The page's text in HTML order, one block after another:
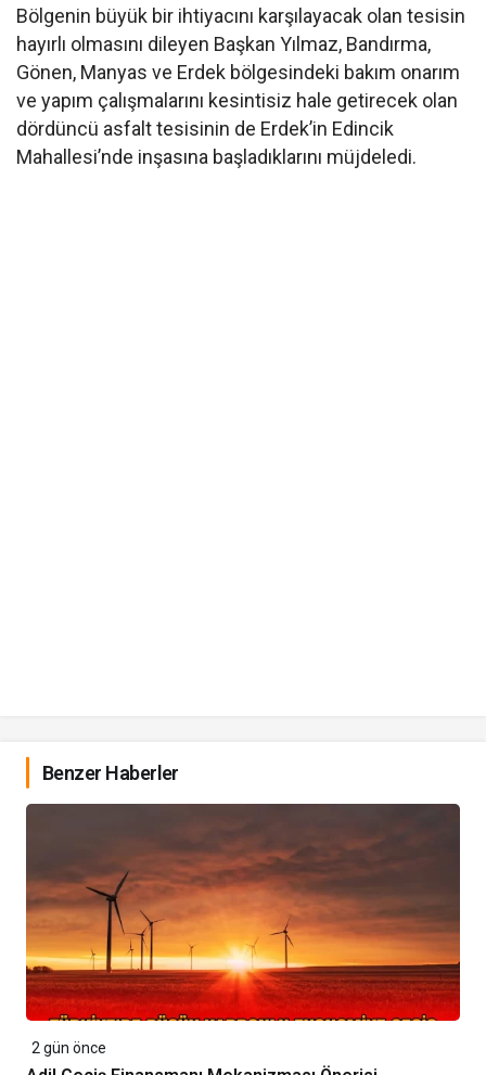
Bölgenin büyük bir ihtiyacını karşılayacak olan tesisin
hayırlı olmasını dileyen Başkan Yılmaz, Bandırma,
Gönen, Manyas ve Erdek bölgesindeki bakım onarım
ve yapım çalışmalarını kesintisiz hale getirecek olan
dördüncü asfalt tesisinin de Erdek’in Edincik
Mahallesi’nde inşasına başladıklarını müjdeledi.
Benzer Haberler
2 gün önce